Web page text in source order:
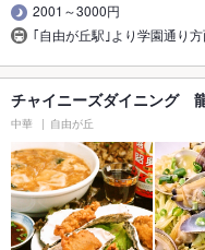
2001～3000円
｢自由が丘駅｣より学園通り
チャイニーズダイニング
中華 自由が丘